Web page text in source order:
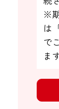
※
は
で
ま